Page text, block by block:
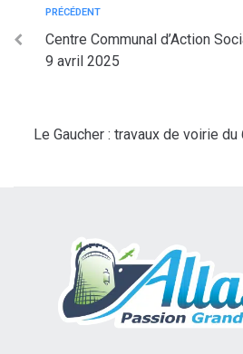
PRÉCÉDENT
Centre Communal d’Action
9 avril 2025
Le Gaucher : travaux de voirie